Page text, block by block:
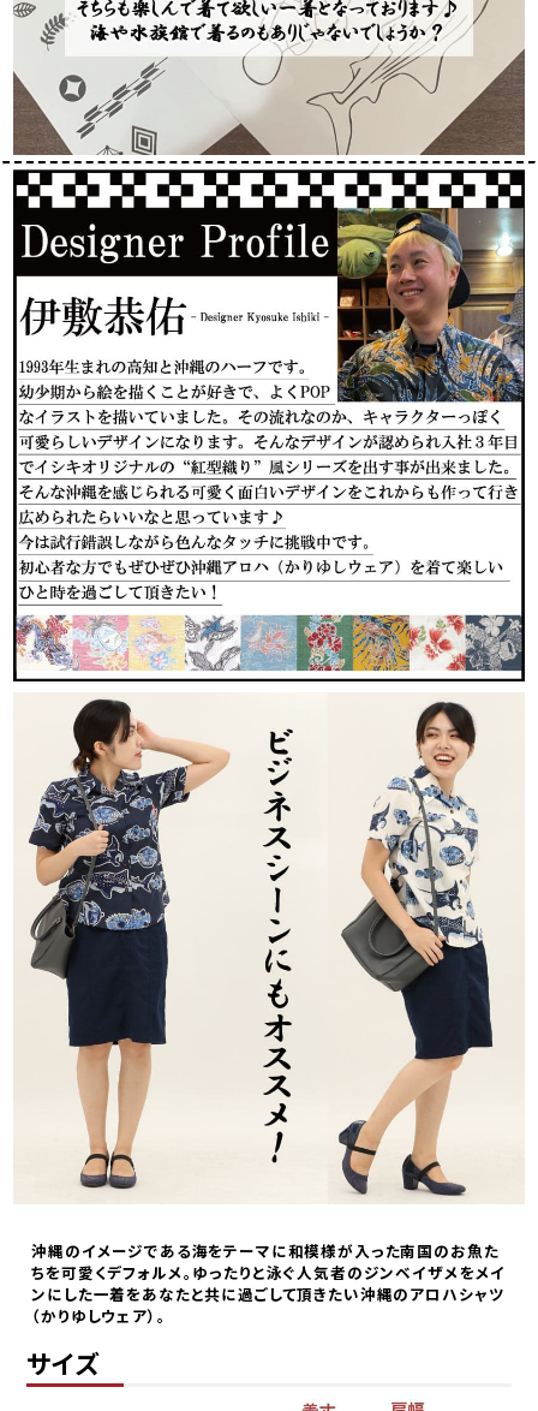
沖縄のイメージである海をテーマに和模様が入った南国のお魚た
ちを可愛くデフォルメ。ゆったりと泳ぐ人気者のジンベイザメをメイ
ンにした一着をあなたと共に過ごして頂きたい沖縄のアロハシャツ
（かりゆしウェア）。
サイズ